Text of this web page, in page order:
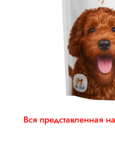
Вся представленная